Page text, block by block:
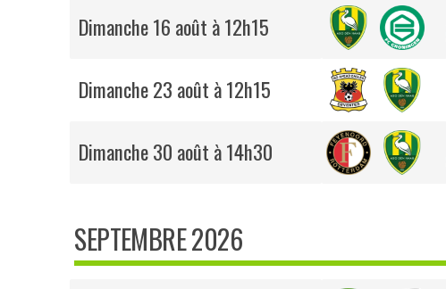
Dimanche 16 août à 12h15
Dimanche 23 août à 12h15
Dimanche 30 août à 14h30
SEPTEMBRE 2026